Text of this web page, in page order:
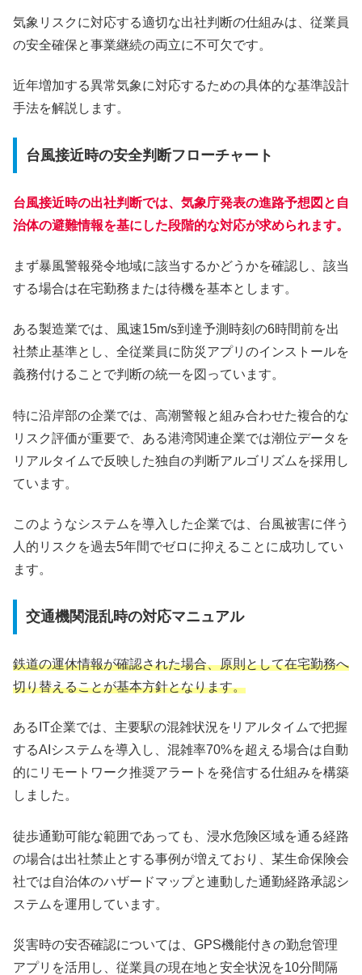
気象リスクに対応する適切な出社判断の仕組みは、従業員
の安全確保と事業継続の両立に不可欠です。
近年増加する異常気象に対応するための具体的な基準設計
手法を解説します。
台風接近時の安全判断フローチャート
台風接近時の出社判断では、気象庁発表の進路予想図と自
治体の避難情報を基にした段階的な対応が求められます。
まず暴風警報発令地域に該当するかどうかを確認し、該当
する場合は在宅勤務または待機を基本とします。
ある製造業では、風速15m/s到達予測時刻の6時間前を出
社禁止基準とし、全従業員に防災アプリのインストールを
義務付けることで判断の統一を図っています。
特に沿岸部の企業では、高潮警報と組み合わせた複合的な
リスク評価が重要で、ある港湾関連企業では潮位データを
リアルタイムで反映した独自の判断アルゴリズムを採用し
ています。
このようなシステムを導入した企業では、台風被害に伴う
人的リスクを過去5年間でゼロに抑えることに成功してい
ます。
交通機関混乱時の対応マニュアル
鉄道の運休情報が確認された場合、原則として在宅勤務へ
切り替えることが基本方針となります。
あるIT企業では、主要駅の混雑状況をリアルタイムで把握
するAIシステムを導入し、混雑率70%を超える場合は自動
的にリモートワーク推奨アラートを発信する仕組みを構築
しました。
徒歩通勤可能な範囲であっても、浸水危険区域を通る経路
の場合は出社禁止とする事例が増えており、某生命保険会
社では自治体のハザードマップと連動した通勤経路承認シ
ステムを運用しています。
災害時の安否確認については、GPS機能付きの勤怠管理
アプリを活用し、従業員の現在地と安全状況を10分間隔